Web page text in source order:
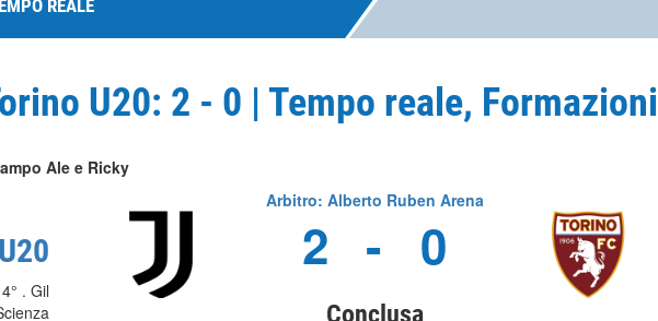
REALE
U20: 2 - 0 | Tempo reale, Formazioni
Ale e Ricky
Arbitro: Alberto Ruben Arena
. Gil
2 - 0
Conclusa